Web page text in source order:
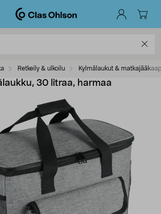
Retkeily & ulkoilu Kylmälaukut &
30 litraa, harmaa